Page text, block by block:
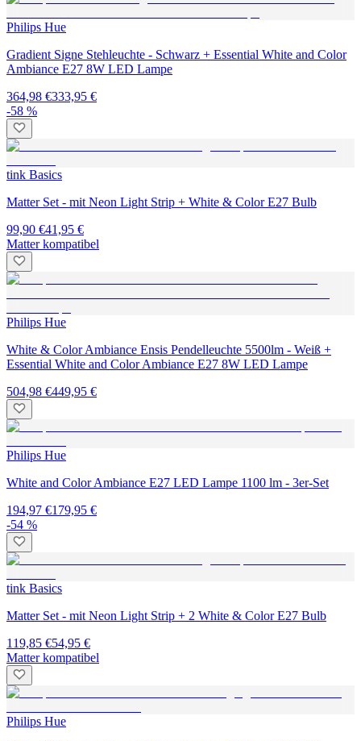
Philips Hue
Gradient Signe Stehleuchte - Schwarz + Essential White and Color
Ambiance E27 8W LED Lampe
364,98 €333,95 €
-58 %
tink Basics
Matter Set - mit Neon Light Strip + White & Color E27 Bulb
99,90 €41,95 €
Matter kompatibel
Philips Hue
White & Color Ambiance Ensis Pendelleuchte 5500lm - Weiß +
Essential White and Color Ambiance E27 8W LED Lampe
504,98 €449,95 €
Philips Hue
White and Color Ambiance E27 LED Lampe 1100 lm - 3er-Set
194,97 €179,95 €
-54 %
tink Basics
Matter Set - mit Neon Light Strip + 2 White & Color E27 Bulb
119,85 €54,95 €
Matter kompatibel
Philips Hue